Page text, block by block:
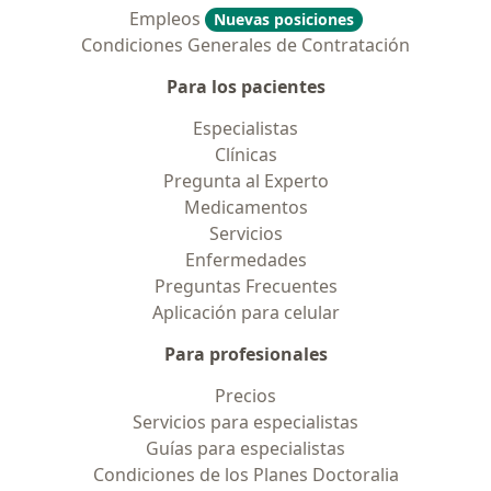
Empleos
Nuevas posiciones
Condiciones Generales de Contratación
Para los pacientes
Especialistas
Clínicas
Pregunta al Experto
Medicamentos
Servicios
Enfermedades
Preguntas Frecuentes
Aplicación para celular
Para profesionales
Precios
Servicios para especialistas
Guías para especialistas
Condiciones de los Planes Doctoralia